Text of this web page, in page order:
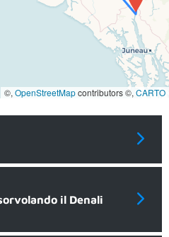
©, OpenStreetMapcontributors ©, CARTO
il Denali